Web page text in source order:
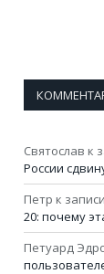
Святослав к
России
Петр к записи
20: почему
Петуард